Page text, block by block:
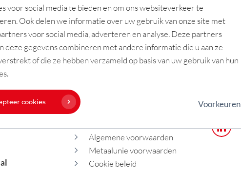
verder
Algemene voorwaarden
Metaalunie voorwaarden
Cookie beleid
voor social media te bieden en om ons websiteverkeer te
Ook delen we informatie over uw gebruik van onze site met
voor social media, adverteren en analyse. Deze partners
deze gegevens combineren met andere informatie die u aan ze
of die ze hebben verzameld op basis van uw gebruik van hun
cookies Voorkeuren